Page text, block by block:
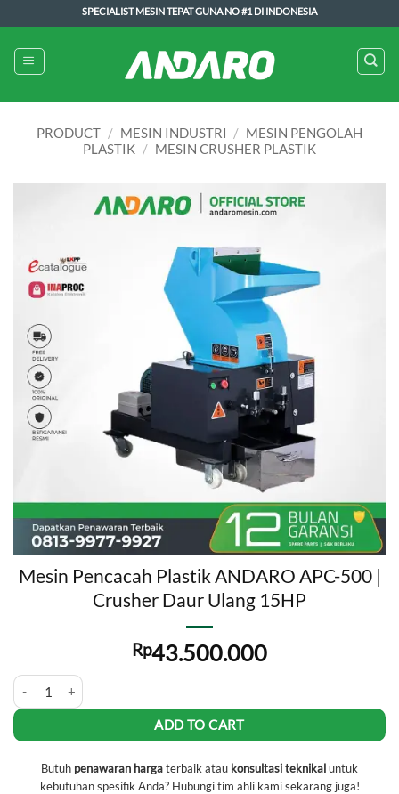
to
content
SPECIALIST MESIN TEPAT GUNA NO #1 DI INDONESIA
PRODUCT / MESIN INDUSTRI / MESIN PENGOLAH
PLASTIK / MESIN CRUSHER PLASTIK
Mesin Pencacah Plastik ANDARO APC-500 |
Crusher Daur Ulang 15HP
Rp43.500.000
Mesin Pencacah Plastik ANDARO APC-500 | Crusher Daur Ulang
ADD TO CART
Butuh penawaran hargaterbaik atau konsultasi teknikaluntuk
kebutuhan spesifik Anda? Hubungi tim ahli kami sekarang juga!